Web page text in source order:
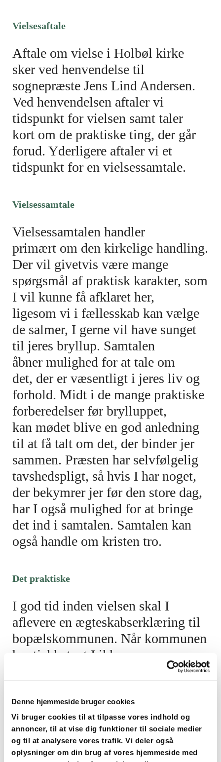
Denne hjemmeside bruger cookies
Vi bruger cookies til at tilpasse vores indhold og
annoncer, til at vise dig funktioner til sociale medier
og til at analysere vores trafik. Vi deler også
oplysninger om din brug af vores hjemmeside med
Vielsesaftale
Aftale om vielse i Holbøl kirke
sker ved henvendelse til
sognepræste Jens Lind Andersen.
Ved henvendelsen aftaler vi
tidspunkt for vielsen samt taler
kort om de praktiske ting, der går
forud. Yderligere aftaler vi et
tidspunkt for en vielsessamtale.
Vielsessamtale
Vielsessamtalen handler
primært om den kirkelige handling.
Der vil givetvis være mange
spørgsmål af praktisk karakter, som
I vil kunne få afklaret her,
ligesom vi i fællesskab kan vælge
de salmer, I gerne vil have sunget
til jeres bryllup. Samtalen
åbner mulighed for at tale om
det, der er væsentligt i jeres liv og
forhold. Midt i de mange praktiske
forberedelser før brylluppet,
kan mødet blive en god anledning
til at få talt om det, der binder jer
sammen. Præsten har selvfølgelig
tavshedspligt, så hvis I har noget,
der bekymrer jer før den store dag,
har I også mulighed for at bringe
det ind i samtalen. Samtalen kan
også handle om kristen tro.
Det praktiske
I god tid inden vielsen skal I
aflevere en ægteskabserklæring til
bopælskommunen. Når kommunen
har tjekket, at I ikke er
umyndiggjorte eller allerede er gift,
prøvelsesattest. Prøvelsesattesten
skal afleveres på kirkekontoret i
Aabenraa. Prøvelsesattesten gælder
i 4 mdr. og skal være gyldig, når